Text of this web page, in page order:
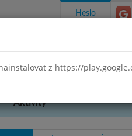
Heslo
Aktivity
z https://